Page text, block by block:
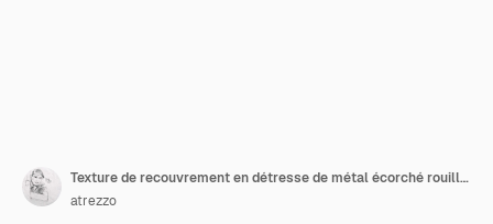
Texture de recouvrement en détresse de métal écorché rouillé à l'arrière-plan grunge illustration vectorielle abstraite
atrezzo